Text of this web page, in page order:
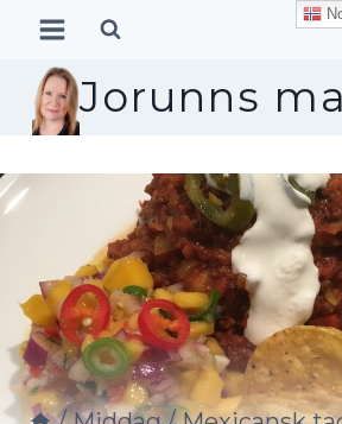
Skip
contentJorunns